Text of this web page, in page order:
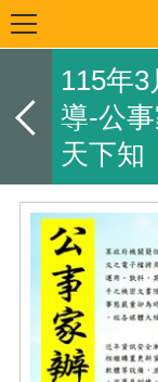
115年
導-公
天下知